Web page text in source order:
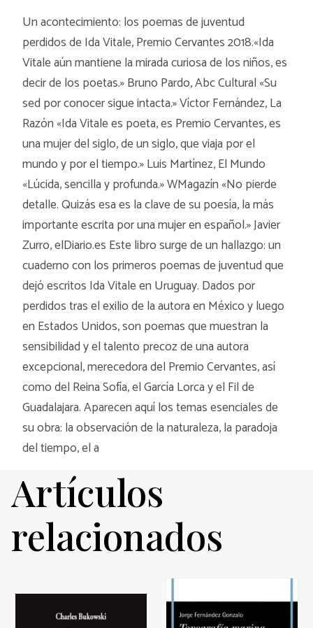
Un acontecimiento: los poemas de juventud
perdidos de Ida Vitale, Premio Cervantes 2018.«Ida
Vitale aún mantiene la mirada curiosa de los niños, es
decir de los poetas.» Bruno Pardo, Abc Cultural «Su
sed por conocer sigue intacta.» Víctor Fernández, La
Razón «Ida Vitale es poeta, es Premio Cervantes, es
una mujer del siglo, de un siglo, que viaja por el
mundo y por el tiempo.» Luis Martínez, El Mundo
«Lúcida, sencilla y profunda.» WMagazín «No pierde
detalle. Quizás esa es la clave de su poesía, la más
importante escrita por una mujer en español.» Javier
Zurro, elDiario.es Este libro surge de un hallazgo: un
cuaderno con los primeros poemas de juventud que
dejó escritos Ida Vitale en Uruguay. Dados por
perdidos tras el exilio de la autora en México y luego
en Estados Unidos, son poemas que muestran la
sensibilidad y el talento precoz de una autora
excepcional, merecedora del Premio Cervantes, así
como del Reina Sofía, el García Lorca y el Fil de
Guadalajara. Aparecen aquí los temas esenciales de
su obra: la observación de la naturaleza, la paradoja
del tiempo, el a
Artículos
relacionados